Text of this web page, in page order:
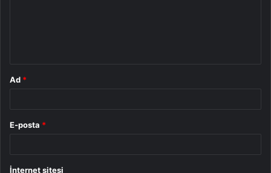
Ad *
E-posta *
İnternet sitesi